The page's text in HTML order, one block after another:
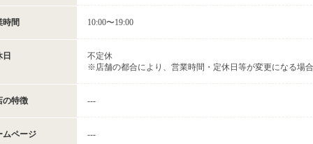
時間 10:00〜19:00
不定休
※店舗の都合により、営業時間・定休日等が変更になる場
の特徴 ---
ムページ ---